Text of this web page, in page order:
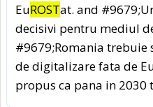
EuROSTat. and
decisivi pentru mediul
#9679;Romania trebuie
de digitalizare fata de
propus ca pana in 2030